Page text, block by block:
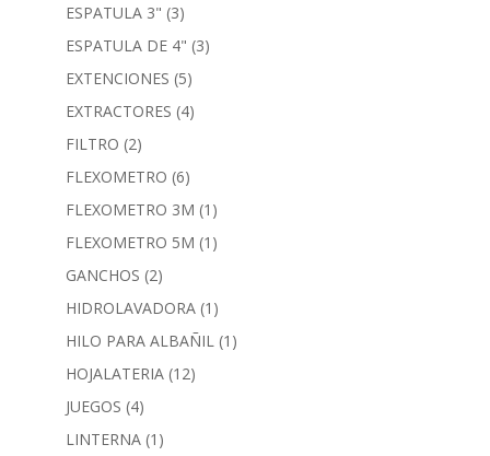
ESPATULA 3" (3)
ESPATULA DE 4" (3)
EXTENCIONES (5)
EXTRACTORES (4)
FILTRO (2)
FLEXOMETRO (6)
FLEXOMETRO 3M (1)
FLEXOMETRO 5M (1)
GANCHOS (2)
HIDROLAVADORA (1)
HILO PARA ALBAÑIL (1)
HOJALATERIA (12)
JUEGOS (4)
LINTERNA (1)